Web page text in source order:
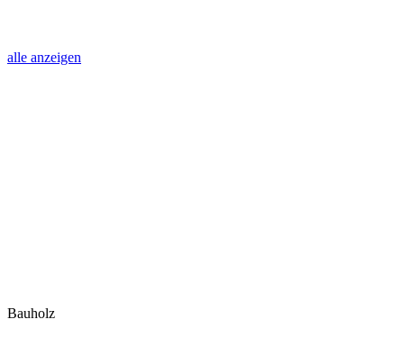
alle anzeigen
Bauholz